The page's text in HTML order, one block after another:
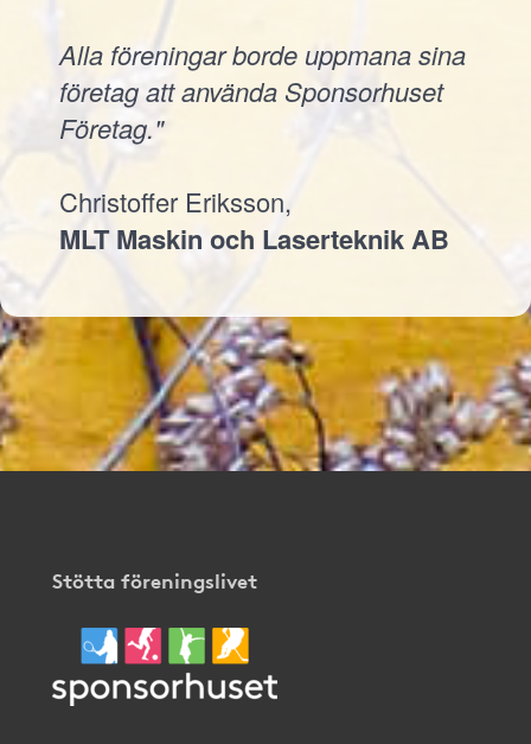
Alla föreningar borde uppmana sina
företag att använda Sponsorhuset
Företag."
Christoffer Eriksson,
MLT Maskin och Laserteknik AB
Stötta föreningslivet